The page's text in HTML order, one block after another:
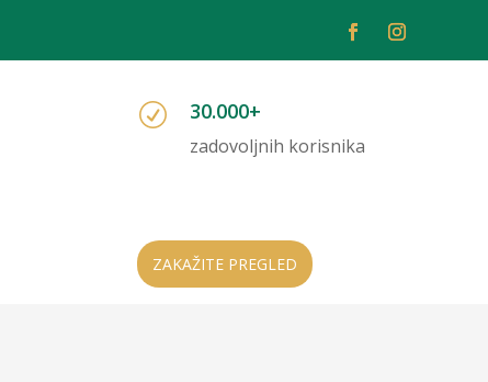
R 30.000+
zadovoljnih korisnika
ZAKAŽITE PREGLED